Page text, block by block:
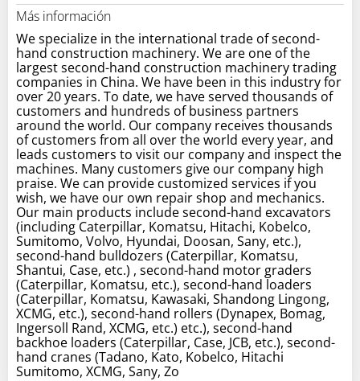
Más información
We specialize in the international trade of second-
hand construction machinery. We are one of the
largest second-hand construction machinery trading
companies in China. We have been in this industry for
over 20 years. To date, we have served thousands of
customers and hundreds of business partners
around the world. Our company receives thousands
of customers from all over the world every year, and
leads customers to visit our company and inspect the
machines. Many customers give our company high
praise. We can provide customized services if you
wish, we have our own repair shop and mechanics.
Our main products include second-hand excavators
(including Caterpillar, Komatsu, Hitachi, Kobelco,
Sumitomo, Volvo, Hyundai, Doosan, Sany, etc.),
second-hand bulldozers (Caterpillar, Komatsu,
Shantui, Case, etc.) , second-hand motor graders
(Caterpillar, Komatsu, etc.), second-hand loaders
(Caterpillar, Komatsu, Kawasaki, Shandong Lingong,
XCMG, etc.), second-hand rollers (Dynapex, Bomag,
Ingersoll Rand, XCMG, etc.) etc.), second-hand
backhoe loaders (Caterpillar, Case, JCB, etc.), second-
hand cranes (Tadano, Kato, Kobelco, Hitachi
Sumitomo, XCMG, Sany, Zo